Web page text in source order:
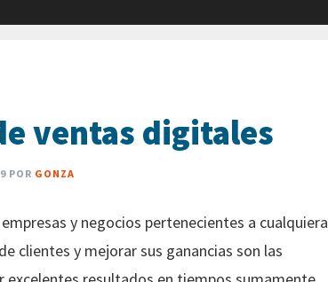
ventas digitales
POR GONZA
y negocios pertenecientes a cualquiera
clientes y mejorar sus ganancias son las